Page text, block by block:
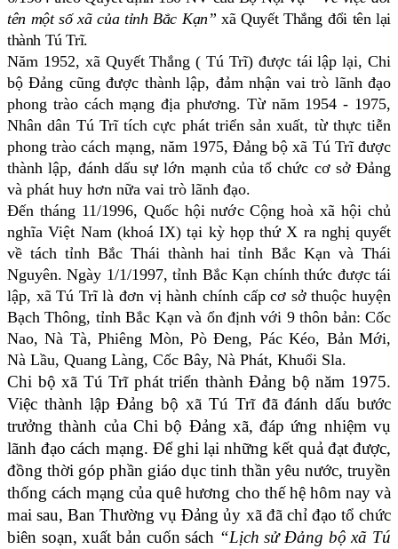
tên một số xã của tỉnh Bắc Kạn” xã Quyết Thắng đổi tên lại
thành Tú Trĩ.
Năm 1952, xã Quyết Thắng ( Tú Trĩ) được tái lập lại, Chi
bộ Đảng cũng được thành lập, đảm nhận vai trò lãnh đạo
phong trào cách mạng địa phương. Từ năm 1954 - 1975,
Nhân dân Tú Trĩ tích cực phát triển sản xuất, từ thực tiễn
phong trào cách mạng, năm 1975, Đảng bộ xã Tú Trĩ được
thành lập, đánh dấu sự lớn mạnh của tổ chức cơ sở Đảng
và phát huy hơn nữa vai trò lãnh đạo.
Đến tháng 11/1996, Quốc hội nước Cộng hoà xã hội chủ
nghĩa Việt Nam (khoá IX) tại kỳ họp thứ X ra nghị quyết
về tách tỉnh Bắc Thái thành hai tỉnh Bắc Kạn và Thái
Nguyên. Ngày 1/1/1997, tỉnh Bắc Kạn chính thức được tái
lập, xã Tú Trĩ là đơn vị hành chính cấp cơ sở thuộc huyện
Bạch Thông, tỉnh Bắc Kạn và ổn định với 9 thôn bản: Cốc
Nao, Nà Tà, Phiêng Mòn, Pò Đeng, Pác Kéo, Bản Mới,
Nà Lầu, Quang Làng, Cốc Bây, Nà Phát, Khuổi Sla.
Chi bộ xã Tú Trĩ phát triển thành Đảng bộ năm 1975.
Việc thành lập Đảng bộ xã Tú Trĩ đã đánh dấu bước
trưởng thành của Chi bộ Đảng xã, đáp ứng nhiệm vụ
lãnh đạo cách mạng. Để ghi lại những kết quả đạt được,
đồng thời góp phần giáo dục tinh thần yêu nước, truyền
thống cách mạng của quê hương cho thế hệ hôm nay và
mai sau, Ban Thường vụ Đảng ủy xã đã chỉ đạo tổ chức
biên soạn, xuất bản cuốn sách “Lịch sử Đảng bộ xã Tú